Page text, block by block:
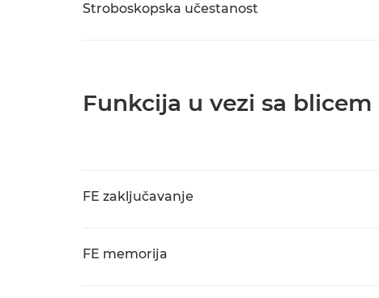
Stroboskopska učestanost
Funkcija u vezi sa blicem
FE zaključavanje
FE memorija